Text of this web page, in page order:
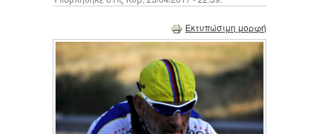
Εκτυπώσιμη μορφή